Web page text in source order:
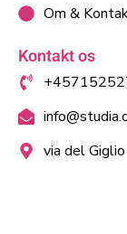
Om &
Kontakt os
via del